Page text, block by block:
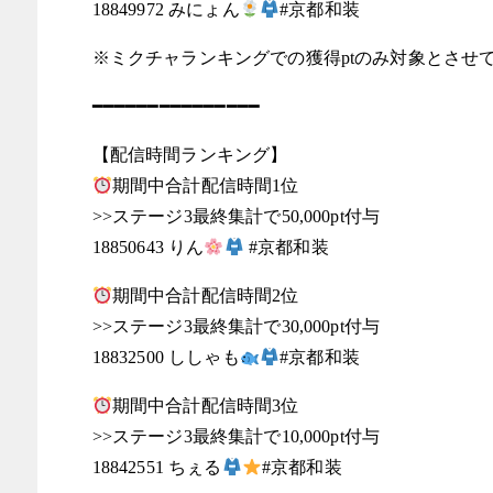
18849972 みにょん
#京都和装
※ミクチャランキングでの獲得ptのみ対象とさせ
━━━━━━━━━━━━━━━
【配信時間ランキング】
期間中合計配信時間1位
>>ステージ3最終集計で50,000pt付与
18850643 りん
#京都和装
期間中合計配信時間2位
>>ステージ3最終集計で30,000pt付与
18832500 ししゃも
#京都和装
期間中合計配信時間3位
>>ステージ3最終集計で10,000pt付与
18842551 ちぇる
#京都和装